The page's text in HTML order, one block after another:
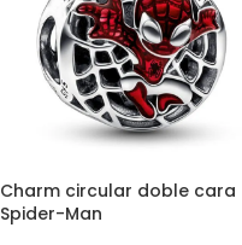
Charm circular doble cara
Spider-Man